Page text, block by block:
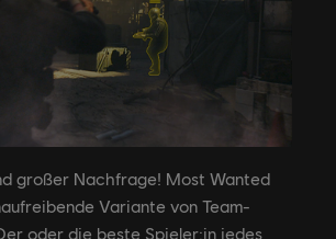
großer Nachfrage! Most Wanted
Variante von Team-
oder die beste Spieler:in jedes